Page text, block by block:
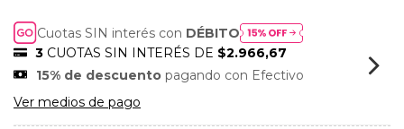
Cuotas SIN interés con DÉBITO
3 CUOTAS SIN INTERÉS DE $2.966,67
15% de descuento pagando con Efectivo
Ver medios de pago